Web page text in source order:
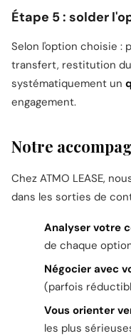
Étape 5 : solder
Selon l'option choisie :
transfert, restitution
systématiquement un
engagement.
Notre
Chez ATMO LEASE,
dans les sorties de
Analyser votre
de chaque
Négocier avec
(parfois
Vous orienter
les plus